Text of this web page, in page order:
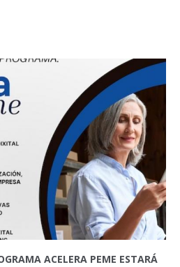
ACELERA PEME ESTARÁ